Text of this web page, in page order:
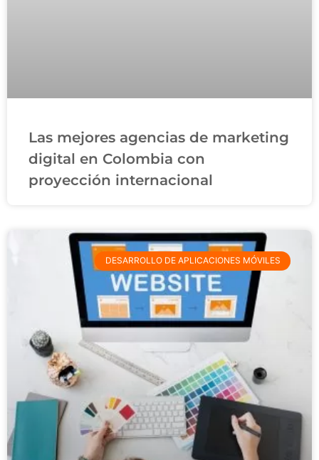
Las mejores agencias de marketing
digital en Colombia con
proyección internacional
DESARROLLO DE APLICACIONES MÓVILES